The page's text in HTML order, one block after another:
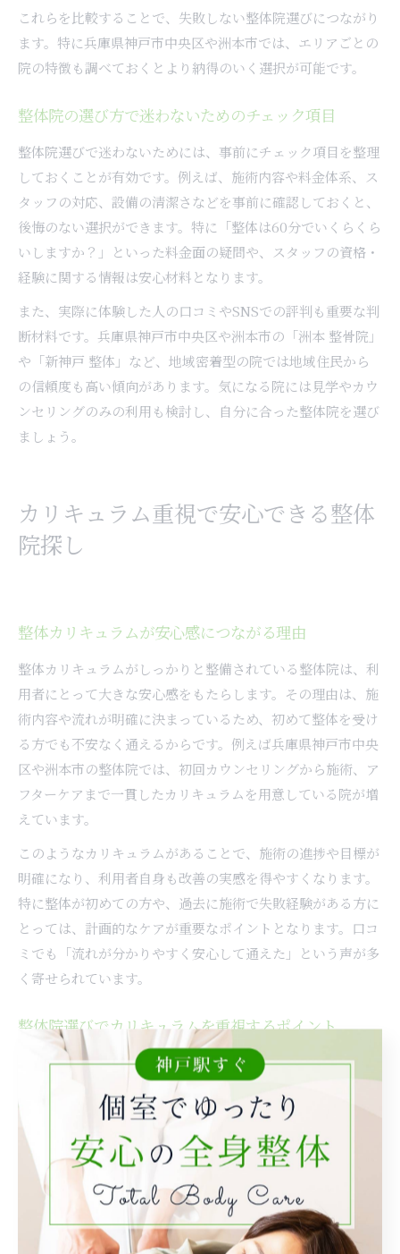
これらを比較することで、失敗しない整体院選びにつながり
ます。特に兵庫県神戸市中央区や洲本市では、エリアごとの
院の特徴も調べておくとより納得のいく選択が可能です。
整体院の選び方で迷わないためのチェック項目
整体院選びで迷わないためには、事前にチェック項目を整理
しておくことが有効です。例えば、施術内容や料金体系、ス
タッフの対応、設備の清潔さなどを事前に確認しておくと、
後悔のない選択ができます。特に「整体は60分でいくらくら
いしますか？」といった料金面の疑問や、スタッフの資格・
経験に関する情報は安心材料となります。
また、実際に体験した人の口コミやSNSでの評判も重要な判
断材料です。兵庫県神戸市中央区や洲本市の「洲本 整骨院」
や「新神戸 整体」など、地域密着型の院では地域住民から
の信頼度も高い傾向があります。気になる院には見学やカウ
ンセリングのみの利用も検討し、自分に合った整体院を選び
ましょう。
カリキュラム重視で安心できる整体
院探し
整体カリキュラムが安心感につながる理由
整体カリキュラムがしっかりと整備されている整体院は、利
用者にとって大きな安心感をもたらします。その理由は、施
術内容や流れが明確に決まっているため、初めて整体を受け
る方でも不安なく通えるからです。例えば兵庫県神戸市中央
区や洲本市の整体院では、初回カウンセリングから施術、ア
フターケアまで一貫したカリキュラムを用意している院が増
えています。
このようなカリキュラムがあることで、施術の進捗や目標が
明確になり、利用者自身も改善の実感を得やすくなります。
特に整体が初めての方や、過去に施術で失敗経験がある方に
とっては、計画的なケアが重要なポイントとなります。口コ
ミでも「流れが分かりやすく安心して通えた」という声が多
く寄せられています。
整体院選びでカリキュラムを重視するポイント
整体院を選ぶ際、カリキュラムの有無や内容を重視すること
で失敗を防ぐことができます。特に兵庫県神戸市中央区や洲
本市エリアでは、施術の流れや計画性が明示されているかを
確認することが重要です。なぜなら、個々の症状や目的に合
わせたカリキュラムがある院ほど、効果的なケアが期待でき
るからです。
例えば、カウンセリングで現状分析を行い、その後の施術計
画を丁寧に説明してくれる整体院は、利用者の不安を軽減し